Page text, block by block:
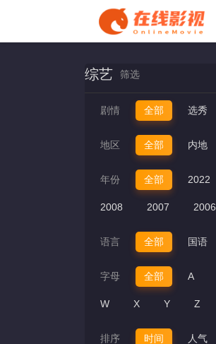
综艺 筛选
剧情 全部 选秀
地区 全部 内地
年份 全部 2022
2008 2007 2006
语言 全部 国语
字母 全部 A
W X Y Z
排序 时间 人气